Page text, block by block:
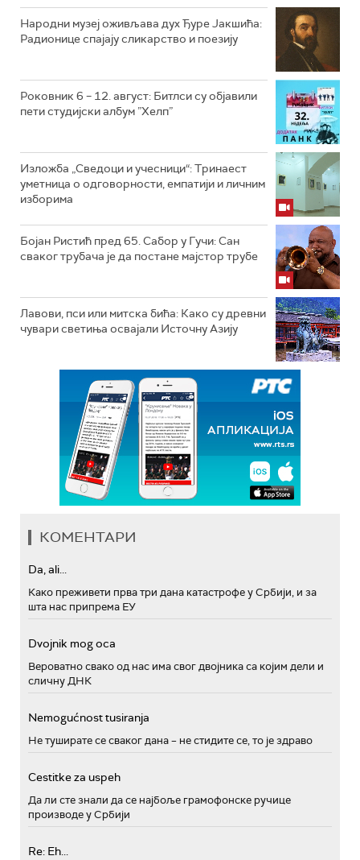
Народни музеј оживљава дух Ђуре Јакшића:
Радионице спајају сликарство и поезију
Роковник 6 – 12. август: Битлси су објавили
пети студијски албум ”Хелп”
Изложба „Сведоци и учесници“: Тринаест
уметница о одговорности, емпатији и личним
изборима
Бојан Ристић пред 65. Сабор у Гучи: Сан
сваког трубача је да постане мајстор трубе
Лавови, пси или митска бића: Како су древни
чувари светиња освајали Источну Азију
КОМЕНТАРИ
Da, ali...
Како преживети прва три дана катастрофе у Србији, и за
шта нас припрема ЕУ
Dvojnik mog oca
Вероватно свако од нас има свог двојника са којим дели и
сличну ДНК
Nemogućnost tusiranja
Не туширате се сваког дана – не стидите се, то је здраво
Cestitke za uspeh
Да ли сте знали да се најбоље грамофонске ручице
производе у Србији
Re: Eh...